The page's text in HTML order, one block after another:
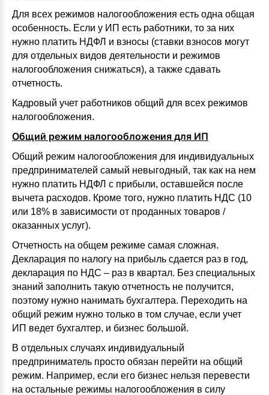
Для всех режимов налогообложения есть одна общая
особенность. Если у ИП есть работники, то за них
нужно платить НДФЛ и взносы (ставки взносов могут
для отдельных видов деятельности и режимов
налогообложения снижаться), а также сдавать
отчетность.
Кадровый учет работников общий для всех режимов
налогообложения.
Общий режим налогообложения для ИП
Общий режим налогообложения для индивидуальных
предпринимателей самый невыгодный, так как на нем
нужно платить НДФЛ с прибыли, оставшейся после
вычета расходов. Кроме того, нужно платить НДС (10
или 18% в зависимости от проданных товаров /
оказанных услуг).
Отчетность на общем режиме самая сложная.
Декларация по налогу на прибыль сдается раз в год,
декларация по НДС – раз в квартал. Без специальных
знаний заполнить такую отчетность не получится,
поэтому нужно нанимать бухгалтера. Переходить на
общий режим нужно только в том случае, если учет
ИП ведет бухгалтер, и бизнес большой.
В отдельных случаях индивидуальный
предприниматель просто обязан перейти на общий
режим. Например, если его бизнес нельзя перевести
на остальные режимы налогообложения в силу